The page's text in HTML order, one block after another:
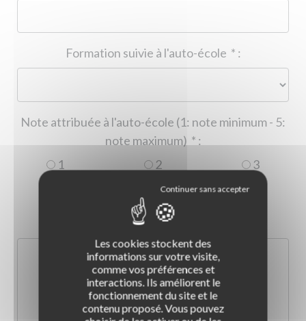
* :
Note attribuée à l'auto-école (1: note minimum - 5:
* :
1
2
3
5
Les cookies stockent des
informations sur votre visite,
comme vos préférences et
interactions. Ils améliorent le
fonctionnement du site et le
contenu proposé. Vous pouvez